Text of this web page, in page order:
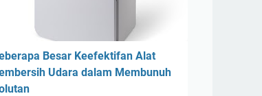
Besar Keefektifan Alat
Udara dalam Membunuh